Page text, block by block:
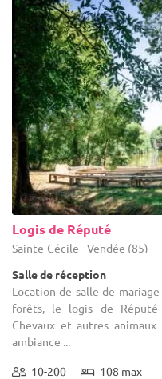
Logis de Réputé
Sainte-Cécile - Vendée (85)
Salle de réception
Location de salle de
forêts, le logis de
Chevaux et autres
ambiance ...
10-200 108 max